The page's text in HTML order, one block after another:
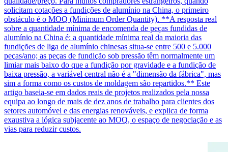
solicitam cotações a fundições de alumínio na China, o primeiro
obstáculo é o MOQ (Minimum Order Quantity). **A resposta real
sobre a quantidade mínima de encomenda de peças fundidas de
alumínio na China é: a quantidade mínima real da maioria das
fundições de liga de alumínio chinesas situa-se entre 500 e 5.000
peças/ano; as peças de fundição sob pressão têm normalmente um
limiar mais baixo do que a fundição por gravidade e a fundição de
baixa pressão, a variável central não é a "dimensão da fábrica", mas
sim a forma como os custos de moldagem são repartidos.** Este
artigo baseia-se em dados reais de projetos realizados pela nossa
equipa ao longo de mais de dez anos de trabalho para clientes dos
setores automóvel e das energias renováveis, e explica de forma
exaustiva a lógica subjacente ao MOQ, o espaço de negociação e as
vias para reduzir custos.